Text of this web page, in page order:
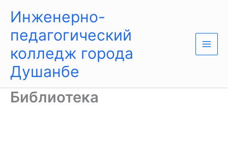
содержимому
Инженерно-
педагогический
колледж города
Душанбе
Библиотека